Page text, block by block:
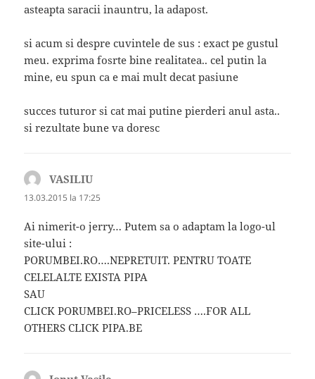
asteapta saracii inauntru, la adapost.
si acum si despre cuvintele de sus : exact pe gustul
meu. exprima fosrte bine realitatea.. cel putin la
mine, eu spun ca e mai mult decat pasiune
succes tuturor si cat mai putine pierderi anul asta..
si rezultate bune va doresc
VASILIU
13.03.2015 la 17:25
Ai nimerit-o jerry… Putem sa o adaptam la logo-ul
site-ului :
PORUMBEI.RO….NEPRETUIT. PENTRU TOATE
CELELALTE EXISTA PIPA
SAU
CLICK PORUMBEI.RO–PRICELESS ….FOR ALL
OTHERS CLICK PIPA.BE